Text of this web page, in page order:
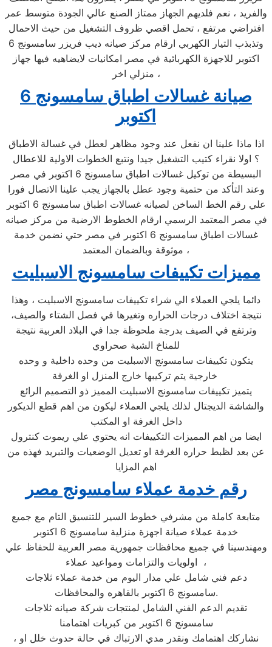
والفريد ، نعم فلديهم الجهاز ممتاز الصنع عالي الجودة متوسط عمر
افتراضي مرتفع ، تحمل اقصي ظروف التشغيل من حيث الاحمال
وتذبذب التيار الكهربي ارقام مركز صيانه ديب فريزر سامسونج 6
اكتوبر للاجهزة الكهربائية في مصر امكانيات لايضاهيه فيها جهاز
منزلي اخر ،
صيانة غسالات اطباق سامسونج 6
اكتوبر
اذا ماذا علينا ان نفعل عند وجود مظاهر لعطل في غسالة الاطباق
؟ اولا نقراء كتيب التشغيل جيدا ونتبع الخطوات الاولية للاعطال
البسيطة من توكيل غسالات اطباق سامسونج 6 اكتوبر في مصر
وعند التأكد من حتمية وجود عطل بالجهاز يجب علينا الاتصال فورا
علي رقم الخط الساخن لصيانه غسالات اطباق سامسونج 6 اكتوبر
في مصر المعتمد الرسمي ارقام الخطوط الارضية من مركز صيانه
غسالات اطباق سامسونج 6 اكتوبر في مصر حتي نضمن خدمة
موثوقة وبالضمان المعتمد ،
مميزات تكييفات سامسونج الاسبليت
دائما يلجي العملاء الي شراء تكييفات سامسونج الاسبليت ، وهذا
نتيجة اختلاف درجات الحراره وتغيرها في فصل الشتاء والصيف،
وترتفع في الصيف بدرجة ملحوظة جدا في البلاد العربية نتيجة
للمناخ الشبة صحراوي
يتكون تكييفات سامسونج الاسبليت من وحده داخلية و وحده
يتميز تكييفات سامسونج الاسبليت المميز ذو التصميم الرائع
والشاشة الديجتال لذلك يلجي العملاء ليكون من اهم قطع الديكور
داخل الغرفة او المكتب
ايضا من اهم المميزات التكييفات انه يحتوي علي ريموت كنترول
عن بعد لظبط حراره الغرفة او تعديل الوضعيات والتبريد فهذه من
اهم المزايا
رقم خدمة عملاء سامسونج مصر
متابعة كاملة من مشرفي خطوط السير للتنسيق التام مع جميع
خدمة عملاء صيانة اجهزة منزلية سامسونج 6 اكتوبر
ومهندسينا في جميع محافظات جمهورية مصر العربية للحفاظ علي
اولويات والتزامات ومواعيد عملاء ،
دعم فني شامل علي مدار اليوم من خدمة عملاء ثلاجات
سامسونج 6 اكتوبر بالقاهره والمحافظات.
تقديم الدعم الفني الشامل لمنتجات شركة صيانه ثلاجات
سامسونج 6 اكتوبر من كبريات اهتمامنا
، نشاركك اهتمامك ونقدر مدي الارتباك في حالة حدوث خلل او